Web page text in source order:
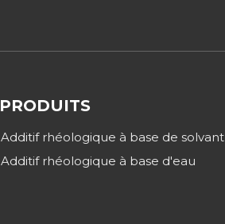
PRODUITS
Additif rhéologique à base de solvant
Additif rhéologique à base d'eau